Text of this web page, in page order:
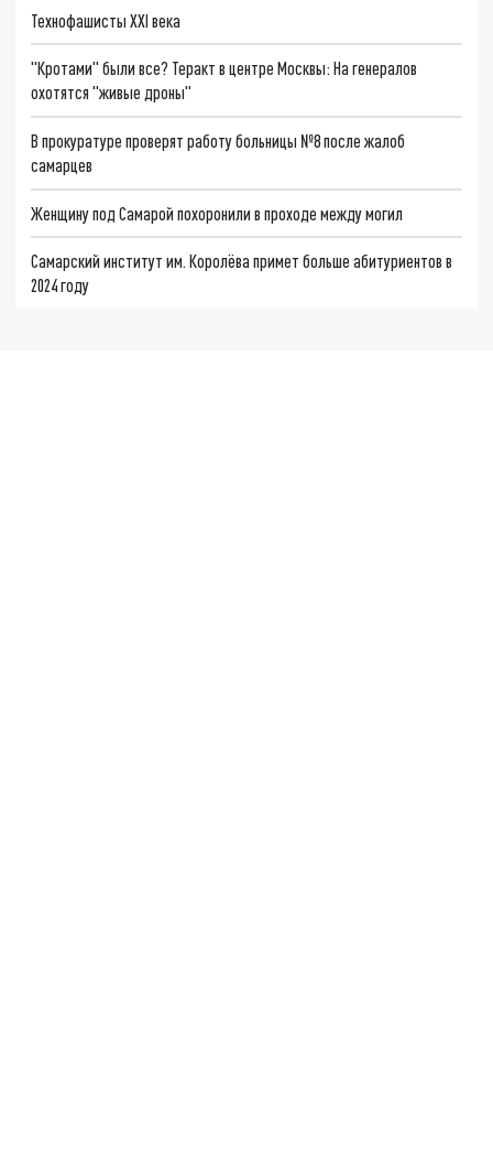
Технофашисты XXI века
"Кротами" были все? Теракт в центре Москвы: На генералов
охотятся "живые дроны"
В прокуратуре проверят работу больницы №8 после жалоб
самарцев
Женщину под Самарой похоронили в проходе между могил
Самарский институт им. Королёва примет больше абитуриентов в
2024 году